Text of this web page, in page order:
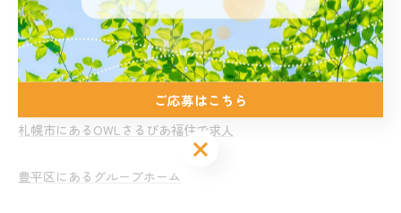
札幌市でOWLさるびあ西岡の求人
札幌市のOWLさるびあ中の島で求人
札幌市にあるOWLさるびあ福住で求人
豊平区にあるグループホーム
ご応募はこちら
ご応募はこちら